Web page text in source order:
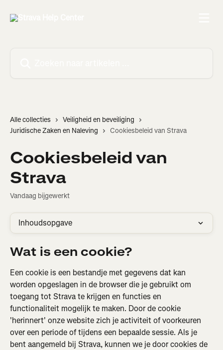
Alle collecties
Veiligheid en beveiliging
Juridische Zaken en Naleving
Cookiesbeleid van Strava
Cookiesbeleid van
Strava
Vandaag bijgewerkt
Inhoudsopgave
Wat is een cookie?
Een cookie is een bestandje met gegevens dat kan
worden opgeslagen in de browser die je gebruikt om
toegang tot Strava te krijgen en functies en
functionaliteit mogelijk te maken. Door de cookie
'herinnert' onze website zich je activiteit of voorkeuren
over een periode of tijdens een bepaalde sessie. Als je
bent aangemeld bij Strava, kunnen we je door cookies de